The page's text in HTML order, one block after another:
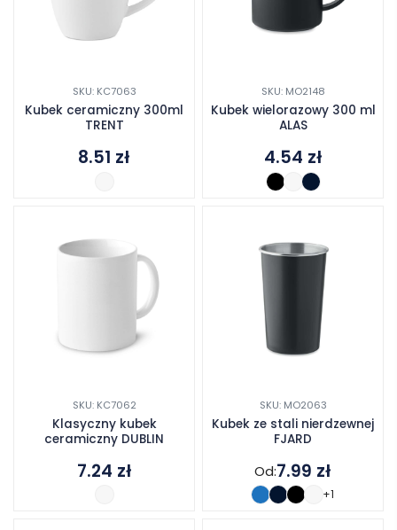
SKU: KC7063
Kubek ceramiczny 300ml
TRENT
8.51 zł
SKU: MO2148
Kubek wielorazowy 300 ml
ALAS
4.54 zł
SKU: KC7062
Klasyczny kubek
ceramiczny DUBLIN
7.24 zł
SKU: MO2063
Kubek ze stali nierdzewnej
FJARD
Od:7.99 zł
+1